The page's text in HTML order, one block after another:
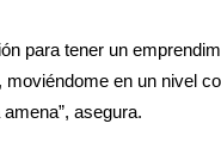
para tener un
en un nivel
asegura.